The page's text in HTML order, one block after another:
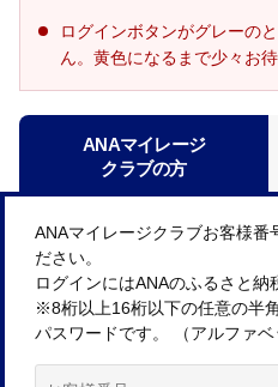
ログインボタンがグレーの
ん。黄色になるまで少々お待
ANAマイレージ
クラブの方
ANAマイレージクラブお客様番
ださい。
ログインにはANAのふるさと納
※8桁以上16桁以下の任意の半
パスワードです。 （アルファベ